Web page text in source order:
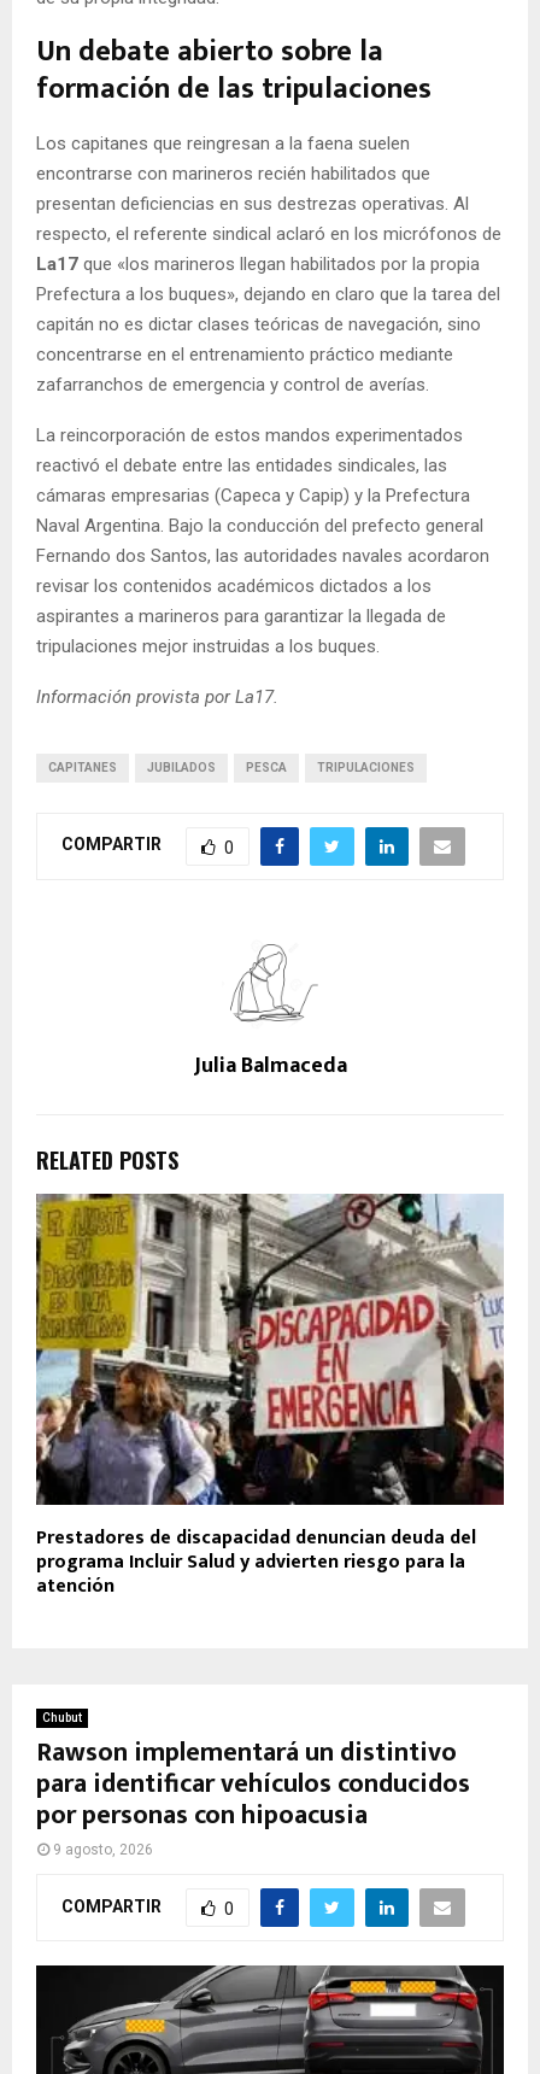
Un debate abierto sobre la
formación de las tripulaciones
Los capitanes que reingresan a la faena suelen
encontrarse con marineros recién habilitados que
presentan deficiencias en sus destrezas operativas. Al
respecto, el referente sindical aclaró en los micrófonos de
La17 que «los marineros llegan habilitados por la propia
Prefectura a los buques», dejando en claro que la tarea del
capitán no es dictar clases teóricas de navegación, sino
concentrarse en el entrenamiento práctico mediante
zafarranchos de emergencia y control de averías.
La reincorporación de estos mandos experimentados
reactivó el debate entre las entidades sindicales, las
cámaras empresarias (Capeca y Capip) y la Prefectura
Naval Argentina. Bajo la conducción del prefecto general
Fernando dos Santos, las autoridades navales acordaron
revisar los contenidos académicos dictados a los
aspirantes a marineros para garantizar la llegada de
tripulaciones mejor instruidas a los buques.
Información provista por La17.
CAPITANES JUBILADOS PESCA TRIPULACIONES
COMPARTIR 0
Julia Balmaceda
RELATED POSTS
Prestadores de discapacidad denuncian deuda del
programa Incluir Salud y advierten riesgo para la
atención
Chubut
Rawson implementará un distintivo
para identificar vehículos conducidos
por personas con hipoacusia
9 agosto, 2026
COMPARTIR 0